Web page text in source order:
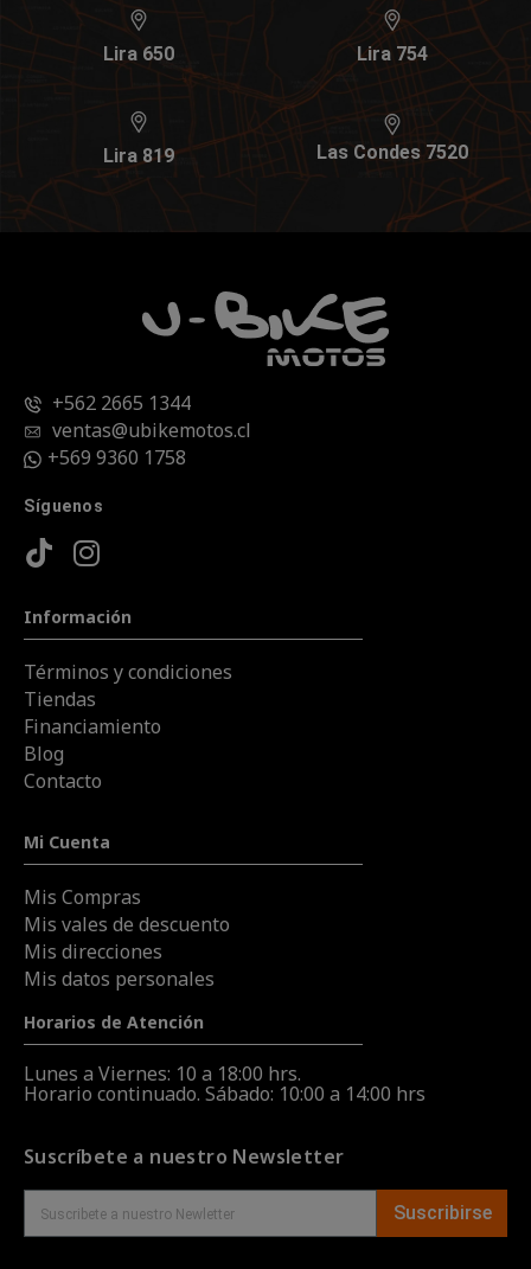
Lira 650 Lira 754
Lira 819 Las Condes 7520
+562 2665 1344
ventas@ubikemotos.cl
+569 9360 1758
Síguenos
Información
Términos y condiciones
Tiendas
Financiamiento
Blog
Contacto
Mi Cuenta
Mis Compras
Mis vales de descuento
Mis direcciones
Mis datos personales
Horarios de Atención
Lunes a Viernes: 10 a 18:00 hrs.
Horario continuado. Sábado: 10:00 a 14:00 hrs
Suscríbete a nuestro Newsletter
Suscribirse